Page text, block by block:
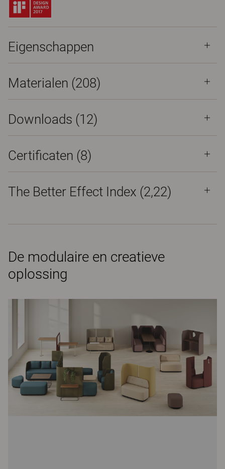
Eigenschappen
Materialen (208)
Downloads (12)
Certificaten (8)
The Better Effect Index (2,22)
De modulaire en creatieve
oplossing